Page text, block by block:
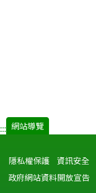
::: 網站導覽
隱私權保護 資訊安全
政府網站資料開放宣告